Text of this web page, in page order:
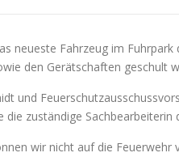
neueste Fahrzeug im
den Gerätschaften
und
zuständige
wir nicht auf die